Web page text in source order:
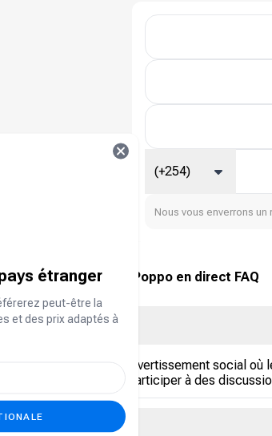
(+254)
Nous vous enverrons
Poppo en direct FAQ
en direct et de divertissement social
des cadeaux virtuels, participer à des
étranger
peut-être la
et des prix adaptés à